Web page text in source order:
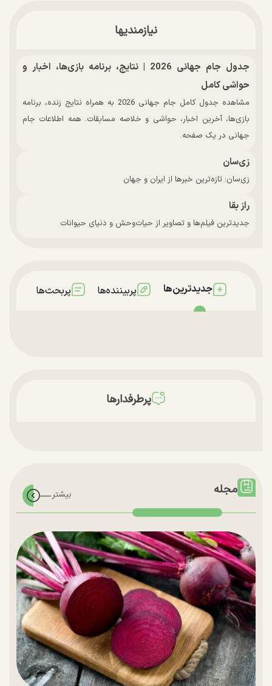
نیازمندیها
جدول جام جهانی 2026 | نتایج، برنامه بازی‌ها، اخبار و
حواشی کامل
مشاهده جدول کامل جام جهانی 2026 به همراه نتایج زنده، برنامه
بازی‌ها، آخرین اخبار، حواشی و خلاصه مسابقات. همه اطلاعات جام
جهانی در یک صفحه.
زی‌سان
زی‌سان: تازه‌ترین خبرها از ایران و جهان
راز بقا
جدیدترین فیلم‌ها و تصاویر از حیات‌وحش و دنیای حیوانات
جدیدترین‌ها پربیننده‌ها پربحث‌ها
پرطرفدارها
مجله